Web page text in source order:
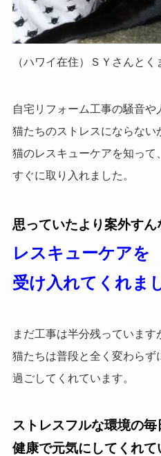
（ハワイ在住） ＳＹさんとく
自宅リフォーム工事の騒音や
猫たちのストレスにならない
猫のレスキューケアを知って、
すぐに取り入れました。
思っていたより案外す
レスキューケアを
受け入れてくれま
まだ工事は半分残っています
猫たちは普段と全く変わらず
過ごしてくれています。
ストレスフルな環境の毎
健康で元気にしてくれて